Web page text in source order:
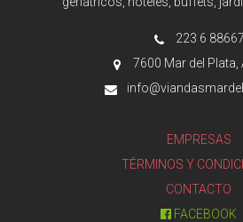
223 6
7600 Mar del Plata,
EMPRESAS
TÉRMINOS Y
CONTACTO
FACEBOOK